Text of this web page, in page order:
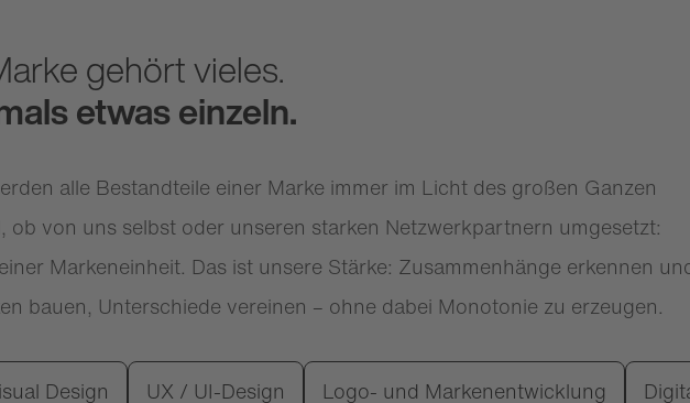
gehört vieles.
etwas einzeln.
alle Bestandteile einer Marke immer im Licht des großen Ganzen
ob von uns selbst oder unseren starken Netzwerkpartnern umgesetzt:
Markeneinheit. Das ist unsere Stärke: Zusammenhänge erkennen
bauen, Unterschiede vereinen – ohne dabei Monotonie zu erzeugen.
Design UX / UI-Design Logo- und Markenentwicklung